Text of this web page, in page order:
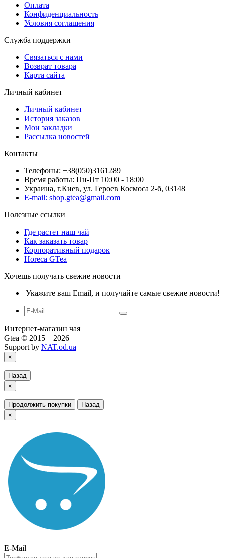
Оплата
Конфиденциальность
Условия соглашения
Служба поддержки
Связаться с нами
Возврат товара
Карта сайта
Личный кабинет
Личный кабинет
История заказов
Мои закладки
Рассылка новостей
Контакты
Телефоны: +38(050)3161289
Время работы: Пн-Пт 10:00 - 18:00
Украина, г.Киев, ул. Героев Космоса 2-б, 03148
E-mail: shop.gtea@gmail.com
Полезные ссылки
Где растет наш чай
Как заказать товар
Корпоративный подарок
Horeca GTea
Хочешь получать свежие новости
Укажите ваш Email, и получайте самые свежие новости!
Интернет-магазин чая
Gtea © 2015 – 2026
Support by NAT.od.ua
×
Назад
×
Продолжить покупки
Назад
×
E-Mail